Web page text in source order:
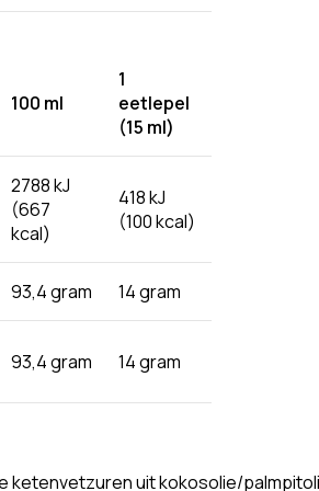
100 ml
1
eetlepel
(15 ml)
2788 kJ
(667
kcal)
418 kJ
(100 kcal)
93,4 gram 14 gram
93,4 gram 14 gram
ketenvetzuren uit kokosolie/